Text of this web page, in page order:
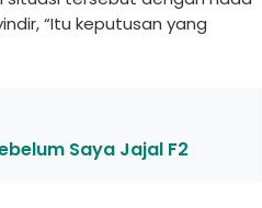
“Itu keputusan yang
Saya Jajal F2